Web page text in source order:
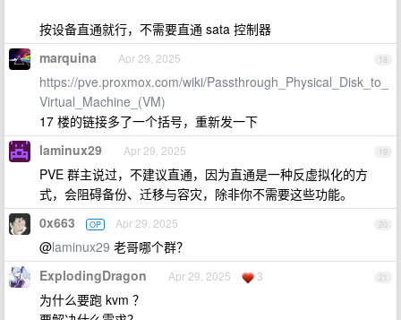
按设备直通就行，不需要直通 sata 控制器
18
marquina Apr 29, 2025
https://pve.proxmox.com/wiki/Passthrough_Physical_Disk_to_
Virtual_Machine_(VM)
17 楼的链接多了一个括号，重新发一下
19
laminux29 Apr 29, 2025
PVE 群主说过，不建议直通，因为直通是一种反虚拟化的方
式，会阻碍备份、迁移与容灾，除非你不需要这些功能。
20
0x663 OP Apr 29, 2025
@laminux29 老哥哪个群？
21
ExplodingDragon Apr 29, 2025 3
为什么要跑 kvm ？